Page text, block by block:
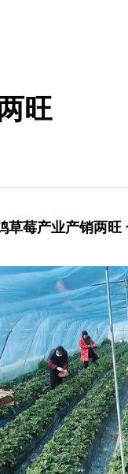
旺
草莓产业产销两